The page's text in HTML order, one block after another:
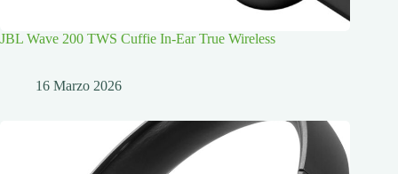
JBL Wave 200 TWS Cuffie In-Ear True Wireless
16 Marzo 2026